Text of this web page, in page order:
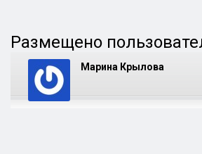
Размещено
Марина Крылова